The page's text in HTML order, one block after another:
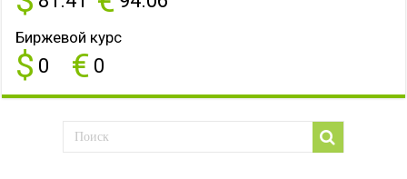
Биржевой курс
$ 0 € 0